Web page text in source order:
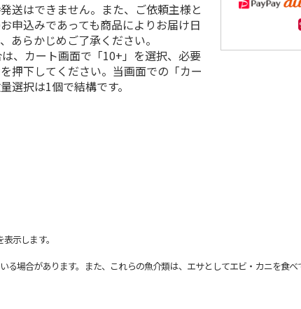
送はできません。また、ご依頼主様と
申込みであっても商品によりお届け日
あらかじめご了承ください。
、カート画面で「10+」を選択、必要
押下してください。当画面での「カー
選択は1個で結構です。
示します。
場合があります。また、これらの魚介類は、エサとしてエビ・カニを食べ